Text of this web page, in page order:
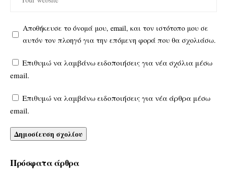
Αποθήκευσε το όνομά μου, email, και τον ιστότοπο μου σε
αυτόν τον πλοηγό για την επόμενη φορά που θα σχολιάσω.
Επιθυμώ να λαμβάνω ειδοποιήσεις για νέα σχόλια μέσω
email.
Επιθυμώ να λαμβάνω ειδοποιήσεις για νέα άρθρα μέσω
email.
Πρόσφατα άρθρα